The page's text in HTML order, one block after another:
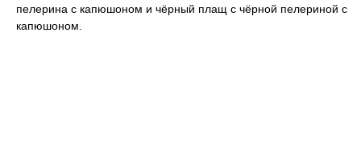
пелерина с капюшоном и чёрный плащ с чёрной пелериной с
капюшоном.